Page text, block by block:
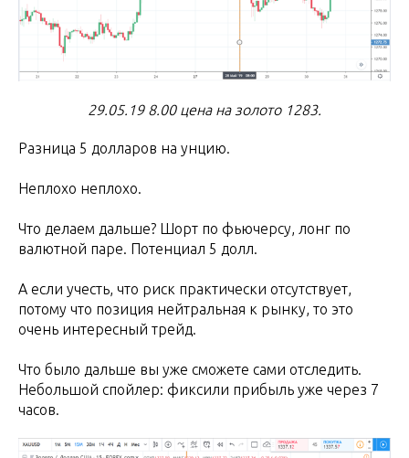
29.05.19 8.00 цена на золото 1283.
Разница 5 долларов на унцию.
Неплохо неплохо.
Что делаем дальше? Шорт по фьючерсу, лонг по
валютной паре. Потенциал 5 долл.
А если учесть, что риск практически отсутствует,
потому что позиция нейтральная к рынку, то это
очень интересный трейд.
Что было дальше вы уже сможете сами отследить.
Небольшой спойлер: фиксили прибыль уже через 7
часов.